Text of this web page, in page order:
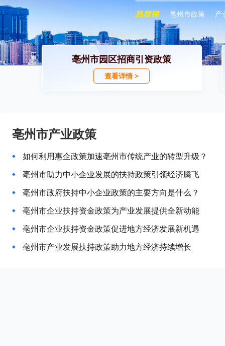
亳州市政策 产
亳州市园区招商引资政策
查看详情 >
亳州市产业政策
如何利用惠企政策加速亳州市传统产业的转型升级？
亳州市助力中小企业发展的扶持政策引领经济腾飞
亳州市政府扶持中小企业政策的主要方向是什么？
亳州市企业扶持资金政策为产业发展提供全新动能
亳州市企业扶持资金政策促进地方经济发展新机遇
亳州市产业发展扶持政策助力地方经济持续增长